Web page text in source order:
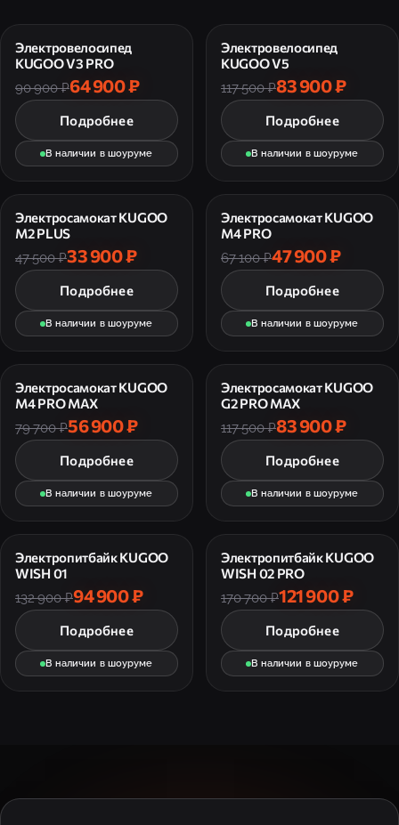
Электровелосипед
KUGOO V3 PRO
90 900 ₽64 900 ₽
Подробнее
В наличии в шоуруме
Электровелосипед
KUGOO V5
117 500 ₽83 900 ₽
Подробнее
В наличии в шоуруме
Электросамокат KUGOO
M2 PLUS
47 500 ₽33 900 ₽
Подробнее
В наличии в шоуруме
Электросамокат KUGOO
M4 PRO
67 100 ₽47 900 ₽
Подробнее
В наличии в шоуруме
Электросамокат KUGOO
M4 PRO MAX
79 700 ₽56 900 ₽
Подробнее
В наличии в шоуруме
Электросамокат KUGOO
G2 PRO MAX
117 500 ₽83 900 ₽
Подробнее
В наличии в шоуруме
Электропитбайк KUGOO
WISH 01
132 900 ₽94 900 ₽
Подробнее
В наличии в шоуруме
Электропитбайк KUGOO
WISH 02 PRO
170 700 ₽121 900 ₽
Подробнее
В наличии в шоуруме